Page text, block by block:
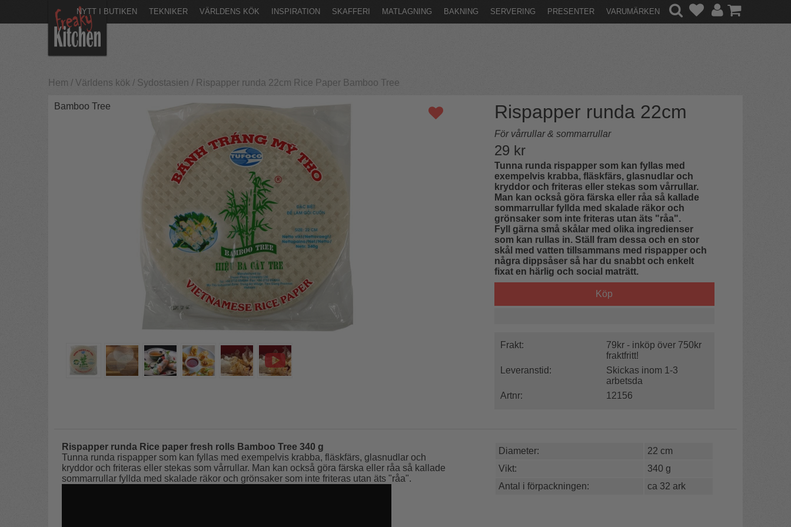
NYTT I BUTIKEN TEKNIKER VÄRLDENS KÖK INSPIRATION SKAFFERI MATLAGNING BAKNING SERVERING PRESENTER VARUMÄRKEN
Hem / Världens kök / Sydostasien / Rispapper runda 22cm Rice Paper Bamboo Tree
Bamboo Tree Rispapper runda 22cm
För vårrullar & sommarrullar
29 kr
Tunna runda rispapper som kan fyllas med
exempelvis krabba, fläskfärs, glasnudlar och
kryddor och friteras eller stekas som vårrullar.
Man kan också göra färska eller råa så kallade
sommarrullar fyllda med skalade räkor och
grönsaker som inte friteras utan äts "råa".
Fyll gärna små skålar med olika ingredienser
som kan rullas in. Ställ fram dessa och en stor
skål med vatten tillsammans med rispapper och
några dippsåser så har du snabbt och enkelt
fixat en härlig och social maträtt.
Köp
Frakt:
79kr - inköp över 750kr
fraktfritt!
Leveranstid:
Skickas inom 1-3
arbetsda
Artnr:
12156
Rispapper runda Rice paper fresh rolls Bamboo Tree 340 g
Tunna runda rispapper som kan fyllas med exempelvis krabba, fläskfärs, glasnudlar och
kryddor och friteras eller stekas som vårrullar. Man kan också göra färska eller råa så kallade
sommarrullar fyllda med skalade räkor och grönsaker som inte friteras utan äts "råa".
Diameter:
22 cm
Vikt:
340 g
Antal i förpackningen:
ca 32 ark